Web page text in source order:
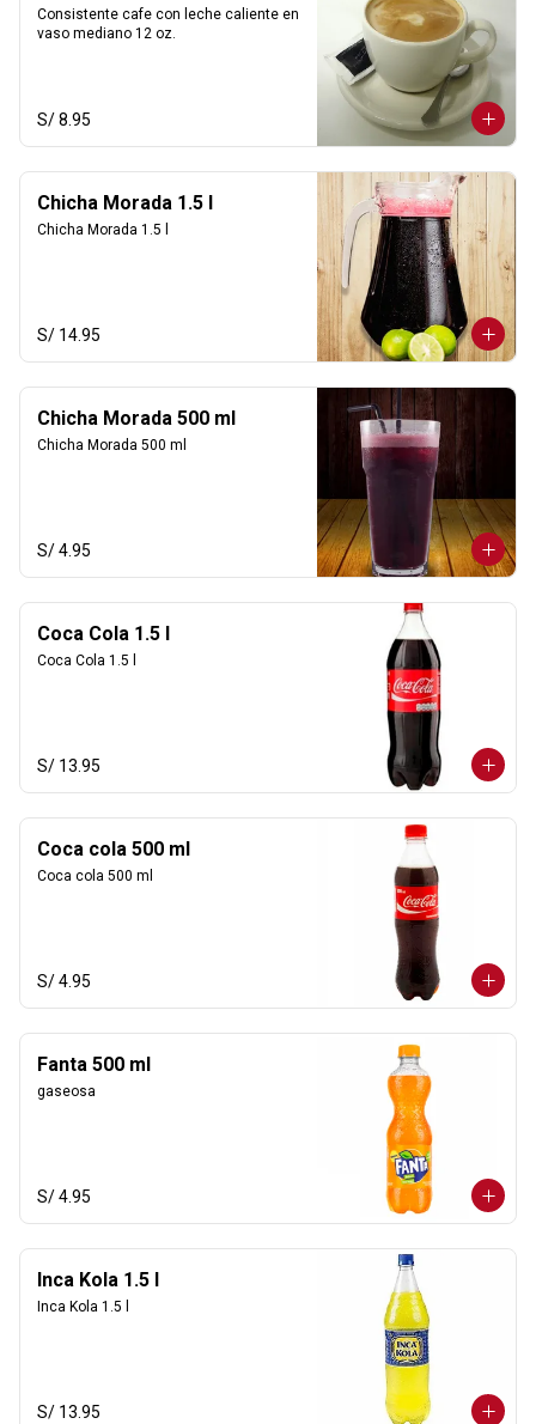
Consistente cafe con leche caliente en
vaso mediano 12 oz.
S/ 8.95
Chicha Morada 1.5 l
Chicha Morada 1.5 l
S/ 14.95
Chicha Morada 500 ml
Chicha Morada 500 ml
S/ 4.95
Coca Cola 1.5 l
Coca Cola 1.5 l
S/ 13.95
Coca cola 500 ml
Coca cola 500 ml
S/ 4.95
Fanta 500 ml
gaseosa
S/ 4.95
Inca Kola 1.5 l
Inca Kola 1.5 l
S/ 13.95